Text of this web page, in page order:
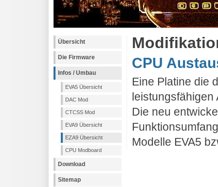
Übersicht
Die Firmware
Infos / Umbau
EVA5 Übersicht
DAC Mod
CTCSS Mod
EVA9 Übersicht
EZA9 Übersicht
CPU Modboard
Download
Sitemap
CPU
Eine Platine die
Die neu
Modelle EVA5